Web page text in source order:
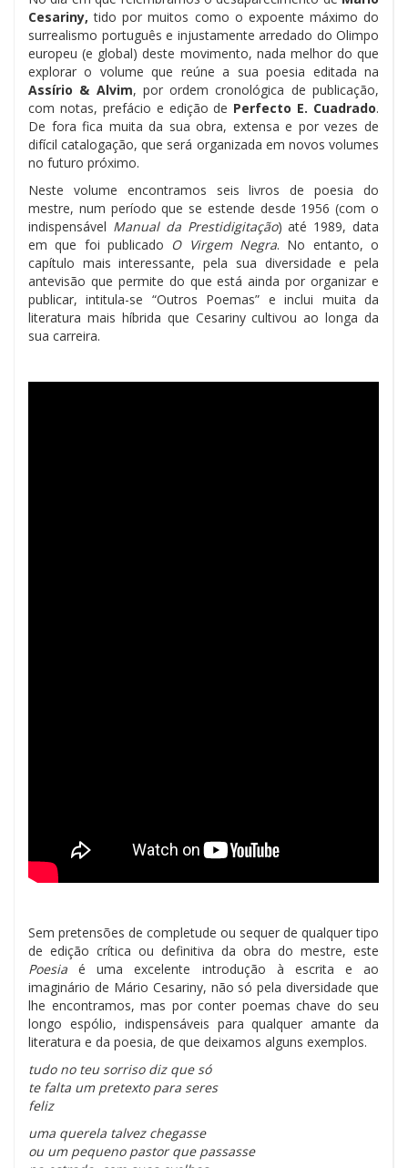
Cesariny, tido por muitos como o expoente máximo do
surrealismo português e injustamente arredado do Olimpo
europeu (e global) deste movimento, nada melhor do que
explorar o volume que reúne a sua poesia editada na
Assírio & Alvim, por ordem cronológica de publicação,
com notas, prefácio e edição de Perfecto E. Cuadrado.
De fora fica muita da sua obra, extensa e por vezes de
difícil catalogação, que será organizada em novos volumes
no futuro próximo.
Neste volume encontramos seis livros de poesia do
mestre, num período que se estende desde 1956 (com o
indispensável Manual da Prestidigitação) até 1989, data
em que foi publicado O Virgem Negra. No entanto, o
capítulo mais interessante, pela sua diversidade e pela
antevisão que permite do que está ainda por organizar e
publicar, intitula-se “Outros Poemas” e inclui muita da
literatura mais híbrida que Cesariny cultivou ao longa da
sua carreira.
Sem pretensões de completude ou sequer de qualquer tipo
de edição crítica ou definitiva da obra do mestre, este
Poesia é uma excelente introdução à escrita e ao
imaginário de Mário Cesariny, não só pela diversidade que
lhe encontramos, mas por conter poemas chave do seu
longo espólio, indispensáveis para qualquer amante da
literatura e da poesia, de que deixamos alguns exemplos.
tudo no teu sorriso diz que só
te falta um pretexto para seres
feliz
uma querela talvez chegasse
ou um pequeno pastor que passasse